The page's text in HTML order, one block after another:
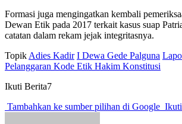
Formasi juga mengingatkan kembali
Dewan Etik pada 2017 terkait kasus suap
catatan dalam rekam jejak integritasnya.
Topik Adies Kadir I Dewa Gede Palguna
Pelanggaran Kode Etik Hakim Konstitusi
Ikuti Berita7
Tambahkan ke sumber pilihan di Google